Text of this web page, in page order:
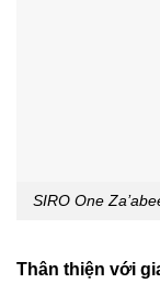
SIRO One
Thân thiện với